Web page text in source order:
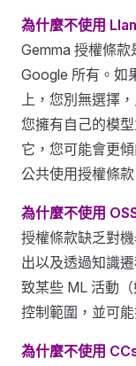
為什麼不使用
Gemma 授權條
Google 所有。如
上，您別無選擇
您擁有自己的模
它，您可能會更
公共使用授權條款
為什麼不使用
授權條款缺乏對
出以及透過知識
致某些 ML 活動
控制範圍，並可
為什麼不使用